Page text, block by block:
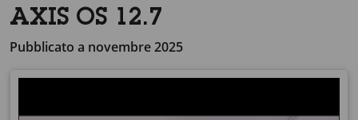
AXIS OS 12.7
Pubblicato a novembre 2025